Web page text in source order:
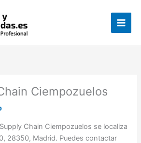
Ciempozuelos
Chain Ciempozuelos se localiza
28350, Madrid. Puedes contactar